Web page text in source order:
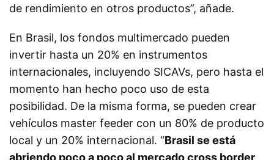
de rendimiento en otros productos”, añade.
En Brasil, los fondos multimercado pueden
invertir hasta un 20% en instrumentos
internacionales, incluyendo SICAVs, pero hasta el
momento han hecho poco uso de esta
posibilidad. De la misma forma, se pueden crear
vehículos master feeder con un 80% de producto
local y un 20% internacional. “Brasil se está
abriendo poco a poco al mercado cross border